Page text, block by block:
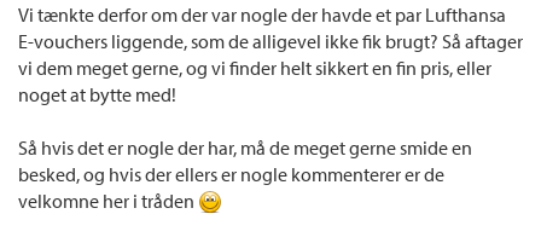
Vi tænkte derfor om der var nogle der havde et par Lufthansa
E-vouchers liggende, som de alligevel ikke fik brugt? Så aftager
vi dem meget gerne, og vi finder helt sikkert en fin pris, eller
noget at bytte med!
Så hvis det er nogle der har, må de meget gerne smide en
besked, og hvis der ellers er nogle kommenterer er de
velkomne her i tråden